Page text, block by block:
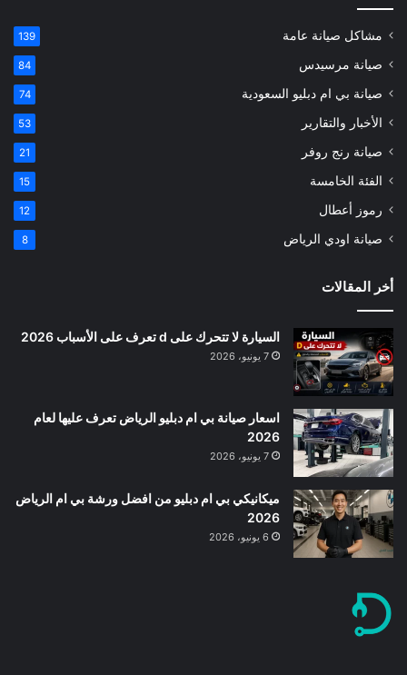
مشاكل صيانة عامة 139
صيانة مرسيدس 84
صيانة بي ام دبليو السعودية 74
الأخبار والتقارير 53
صيانة رنج روفر 21
الفئة الخامسة 15
رموز أعطال 12
صيانة اودي الرياض 8
أخر المقالات
السيارة لا تتحرك على d تعرف على الأسباب 2026
7 يونيو، 2026
اسعار صيانة بي ام دبليو الرياض تعرف عليها لعام
2026
7 يونيو، 2026
ميكانيكي بي ام دبليو من افضل ورشة بي ام الرياض
2026
6 يونيو، 2026